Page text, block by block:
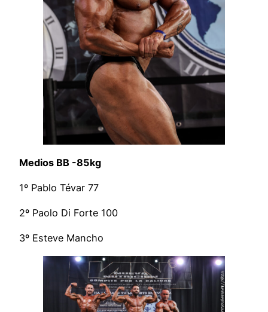
Medios BB -85kg
1º Pablo Tévar 77
2º Paolo Di Forte 100
3º Esteve Mancho